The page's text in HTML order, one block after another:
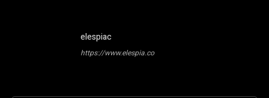
elespiac
https://www.elespia.co